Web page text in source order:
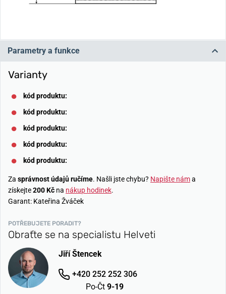
Parametry a funkce
Varianty
kód produktu:
kód produktu:
kód produktu:
kód produktu:
kód produktu:
Za správnost údajů ručíme. Našli jste chybu? Napište náma
získejte200 Kč na nákup hodinek.
Garant: Kateřina Žváček
POTŘEBUJETE PORADIT?
Obraťte se na specialistu Helveti
Jiří Štencek
+420 252 252 306
Po-Čt 9-19